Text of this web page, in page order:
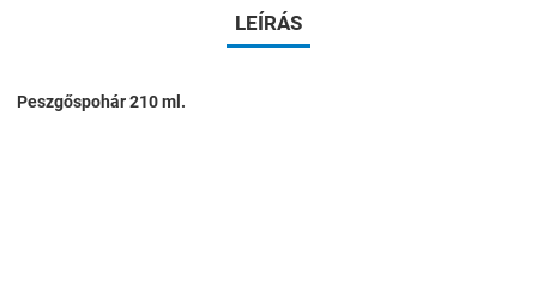
LEÍRÁS
Peszgőspohár210 ml.